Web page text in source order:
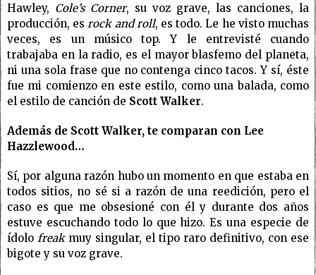
Hawley, Cole’s Corner, su voz grave, las canciones, la
producción, es rock and roll, es todo. Le he visto muchas
veces, es un músico top. Y le entrevisté cuando
trabajaba en la radio, es el mayor blasfemo del planeta,
ni una sola frase que no contenga cinco tacos. Y sí, éste
fue mi comienzo en este estilo, como una balada, como
el estilo de canción de Scott Walker.
Además de Scott Walker, te comparan con Lee
Hazzlewood…
Sí, por alguna razón hubo un momento en que estaba en
todos sitios, no sé si a razón de una reedición, pero el
caso es que me obsesioné con él y durante dos años
estuve escuchando todo lo que hizo. Es una especie de
ídolo freakmuy singular, el tipo raro definitivo, con ese
bigote y su voz grave.